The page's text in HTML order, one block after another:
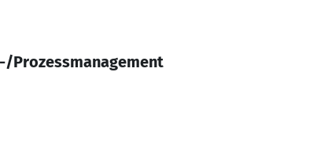
Prozessmanagement